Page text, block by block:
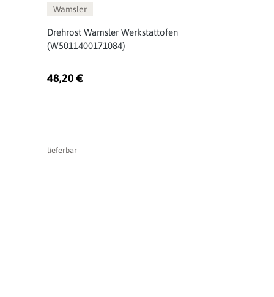
Wamsler
Drehrost Wamsler Werkstattofen
(W5011400171084)
48,20 €
lieferbar